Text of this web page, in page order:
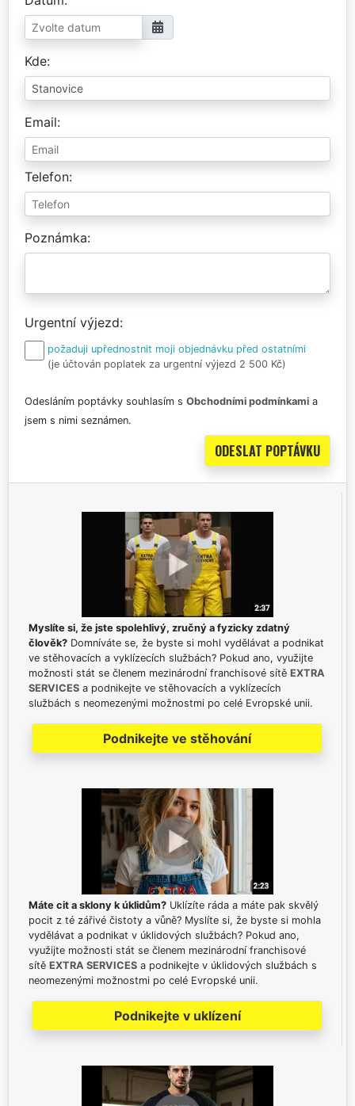
Kde
Email
Telefon
Poznámka
Urgentní výjezd
požaduji upřednostnit moji objednávku před ostatními
(je účtován poplatek za urgentní výjezd 2 500 Kč)
Odesláním poptávky souhlasím s Obchodními podmínkami a
jsem s nimi seznámen.
Myslíte si, že jste spolehlivý, zručný a fyzicky zdatný
člověk? Domníváte se, že byste si mohl vydělávat a podnikat
ve stěhovacích a vyklízecích službách? Pokud ano, využijte
možnosti stát se členem mezinárodní franchisové sítě EXTRA
SERVICES a podnikejte ve stěhovacích a vyklízecích
službách s neomezenými možnostmi po celé Evropské unii.
Podnikejte ve stěhování
Máte cit a sklony k úklidům? Uklízíte ráda a máte pak skvělý
pocit z té zářivé čistoty a vůně? Myslíte si, že byste si mohla
vydělávat a podnikat v úklidových službách? Pokud ano,
využijte možnosti stát se členem mezinárodní franchisové
sítě EXTRA SERVICES a podnikejte v úklidových službách s
neomezenými možnostmi po celé Evropské unii.
Podnikejte v uklízení